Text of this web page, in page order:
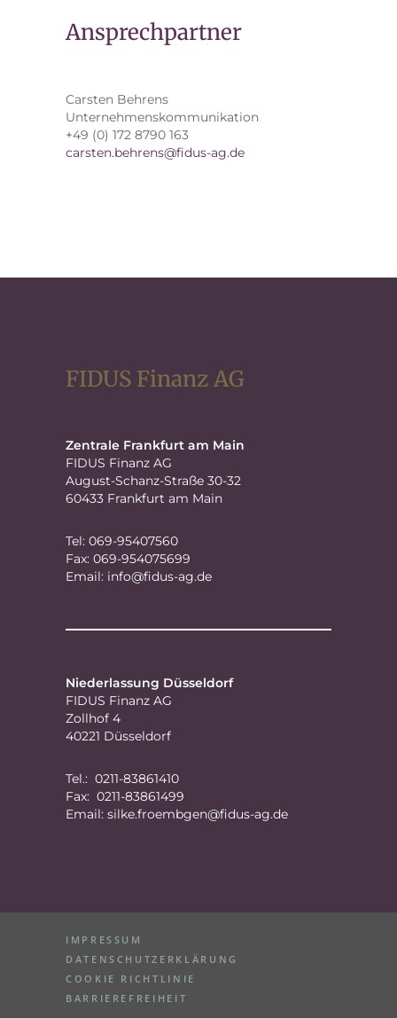
Ansprechpartner
Carsten Behrens
Unternehmenskommunikation
+49 (0) 172 8790 163
carsten.behrens@fidus-ag.de
FIDUS Finanz AG
Zentrale Frankfurt am Main
FIDUS Finanz AG
August-Schanz-Straße 30-32
60433 Frankfurt am Main
Tel: 069-95407560
Fax: 069-954075699
Email: info@fidus-ag.de
Niederlassung Düsseldorf
FIDUS Finanz AG
Zollhof 4
40221 Düsseldorf
Tel.: 0211-83861410
Fax: 0211-83861499
Email: silke.froembgen@fidus-ag.de
IMPRESSUM
DATENSCHUTZERKLÄRUNG
COOKIE RICHTLINIE
BARRIEREFREIHEIT